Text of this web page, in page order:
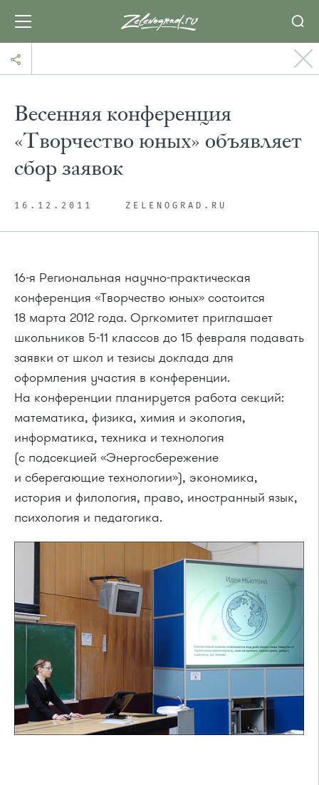
Весенняя конференция
«Творчество юных» объявляет
сбор заявок
16.12.2011 ZELENOGRAD.RU
16-я Региональная научно-практическая
конференция «Творчество юных» состоится
18 марта 2012 года. Оргкомитет приглашает
школьников 5-11 классов до 15 февраля подавать
заявки от школ и тезисы доклада для
оформления участия в конференции.
На конференции планируется работа секций:
математика, физика, химия и экология,
информатика, техника и технология
(с подсекцией «Энергосбережение
и сберегающие технологии»), экономика,
история и филология, право, иностранный язык,
психология и педагогика.